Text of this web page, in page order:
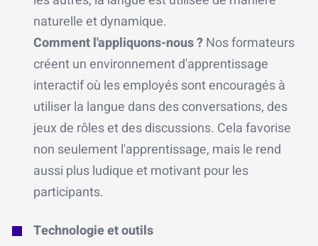
naturelle et dynamique.
Comment l'appliquons-nous ?Nos formateurs
créent un environnement d'apprentissage
interactif où les employés sont encouragés à
utiliser la langue dans des conversations, des
jeux de rôles et des discussions. Cela favorise
non seulement l'apprentissage, mais le rend
aussi plus ludique et motivant pour les
participants.
Technologie et outils